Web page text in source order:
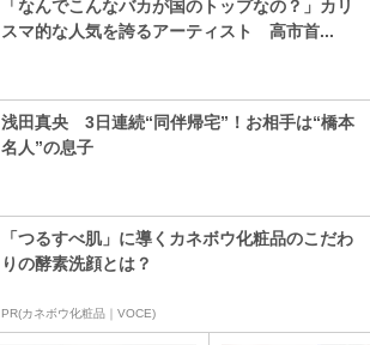
「なんでこんなバカが国のトップなの？」カリ
スマ的な人気を誇るアーティスト 高市首...
浅田真央 3日連続“同伴帰宅”！お相手は“橋本
名人”の息子
「つるすべ肌」に導くカネボウ化粧品のこだわ
りの酵素洗顔とは？
PR(カネボウ化粧品｜VOCE)